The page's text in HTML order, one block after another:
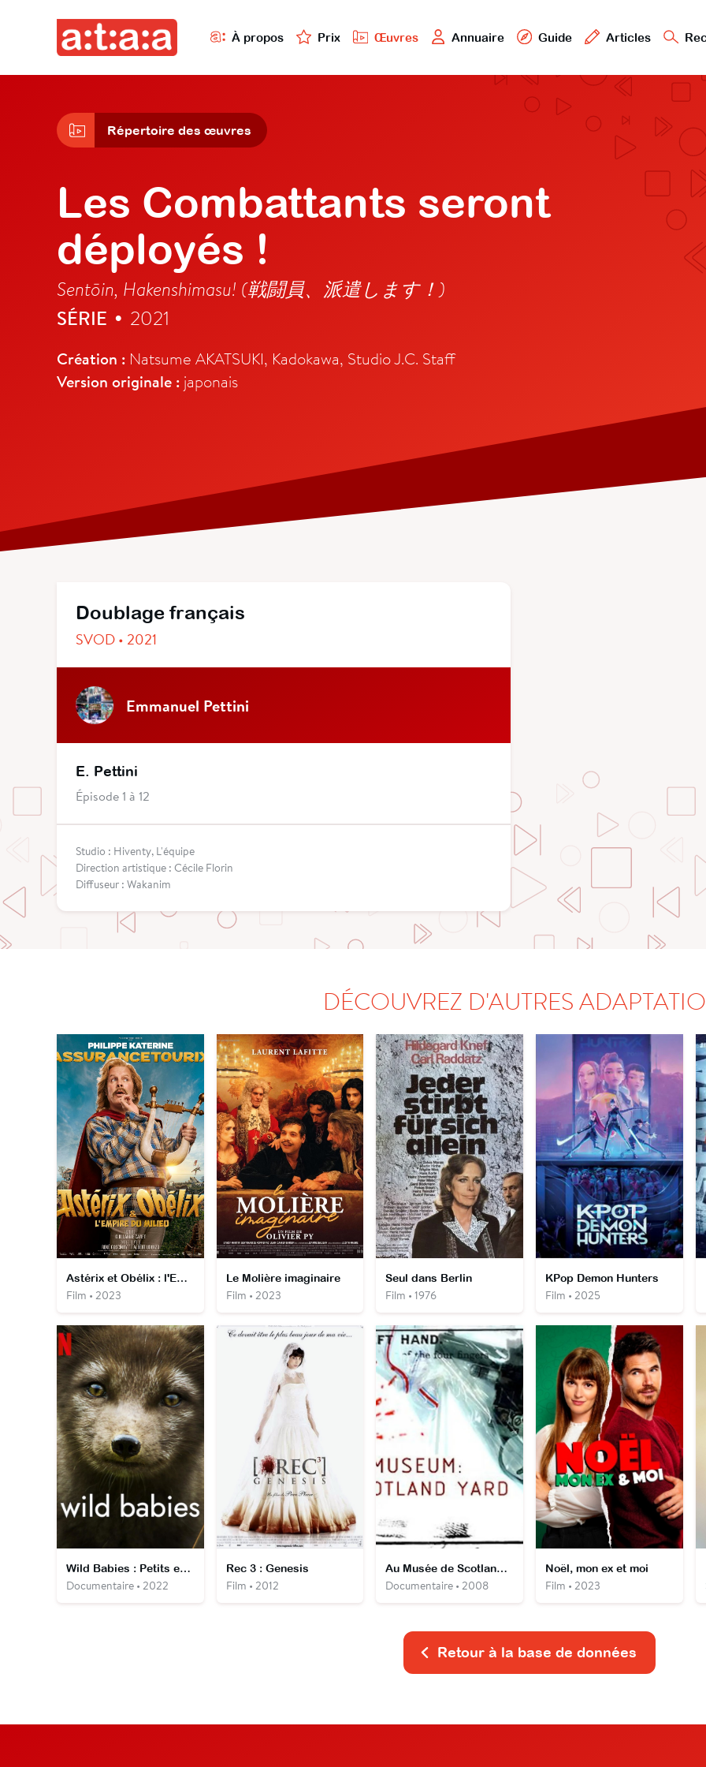
À propos Prix Œuvres Annuaire Guide Articles
Répertoire des œuvres
Les Combattants seront
déployés !
Sentōin, Hakenshimasu! (戦闘員、派遣します！)
SÉRIE • 2021
Création : Natsume AKATSUKI, Kadokawa, Studio J.C. Staff
Version originale : japonais
Doublage français
SVOD • 2021
Emmanuel Pettini
E. Pettini
Épisode 1 à 12
Studio : Hiventy, L'équipe
Direction artistique : Cécile Florin
Diffuseur : Wakanim
DÉCOUVREZ D'AUTRES
Astérix et Obélix : l'Empire du milieu
Film • 2023
Le Molière imaginaire
Film • 2023
Seul dans Berlin
Film • 1976
KPop Demon Hunters
Film • 2025
Wild Babies : Petits et sauvages
Documentaire • 2022
Rec 3 : Genesis
Film • 2012
Au Musée de Scotland Yard
Documentaire • 2008
Noël, mon ex et moi
Film • 2023
Retour à la base de données